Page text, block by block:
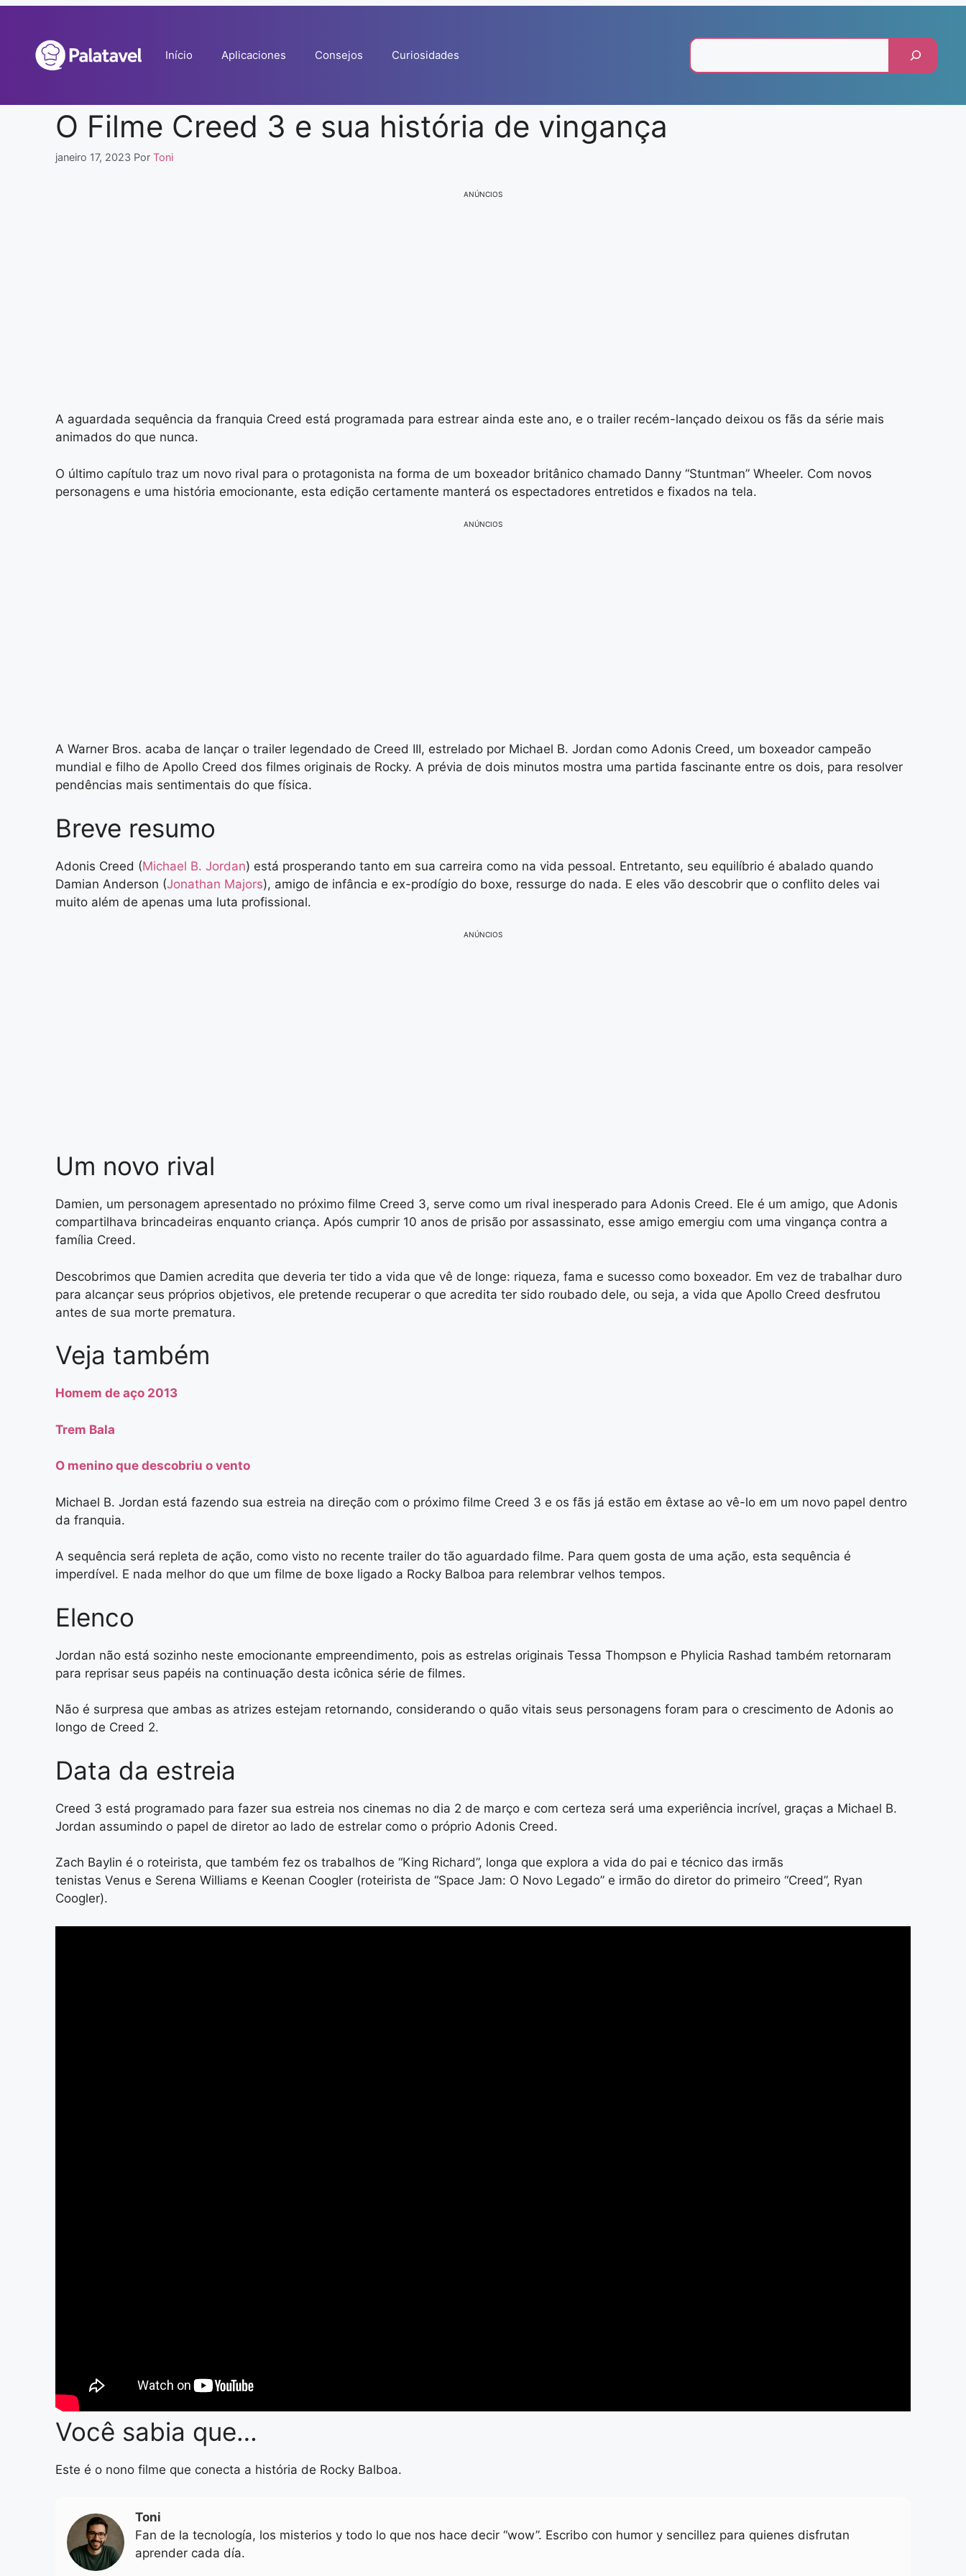
conteúdo
Início Aplicaciones Consejos Curiosidades
O Filme Creed 3 e sua história de vingança
janeiro 17, 2023 Por Toni
ANÚNCIOS
A aguardada sequência da franquia Creed está programada para estrear ainda este ano, e o trailer recém-lançado deixou os fãs da série mais
animados do que nunca.
O último capítulo traz um novo rival para o protagonista na forma de um boxeador britânico chamado Danny “Stuntman” Wheeler. Com novos
personagens e uma história emocionante, esta edição certamente manterá os espectadores entretidos e fixados na tela.
ANÚNCIOS
A Warner Bros. acaba de lançar o trailer legendado de Creed III, estrelado por Michael B. Jordan como Adonis Creed, um boxeador campeão
mundial e filho de Apollo Creed dos filmes originais de Rocky. A prévia de dois minutos mostra uma partida fascinante entre os dois, para resolver
pendências mais sentimentais do que física.
Breve resumo
Adonis Creed (Michael B. Jordan) está prosperando tanto em sua carreira como na vida pessoal. Entretanto, seu equilíbrio é abalado quando
Damian Anderson (Jonathan Majors), amigo de infância e ex-prodígio do boxe, ressurge do nada. E eles vão descobrir que o conflito deles vai
muito além de apenas uma luta profissional.
ANÚNCIOS
Um novo rival
Damien, um personagem apresentado no próximo filme Creed 3, serve como um rival inesperado para Adonis Creed. Ele é um amigo, que Adonis
compartilhava brincadeiras enquanto criança. Após cumprir 10 anos de prisão por assassinato, esse amigo emergiu com uma vingança contra a
família Creed.
Descobrimos que Damien acredita que deveria ter tido a vida que vê de longe: riqueza, fama e sucesso como boxeador. Em vez de trabalhar duro
para alcançar seus próprios objetivos, ele pretende recuperar o que acredita ter sido roubado dele, ou seja, a vida que Apollo Creed desfrutou
antes de sua morte prematura.
Veja também
Homem de aço 2013
Trem Bala
O menino que descobriu o vento
Michael B. Jordan está fazendo sua estreia na direção com o próximo filme Creed 3 e os fãs já estão em êxtase ao vê-lo em um novo papel dentro
da franquia.
A sequência será repleta de ação, como visto no recente trailer do tão aguardado filme. Para quem gosta de uma ação, esta sequência é
imperdível. E nada melhor do que um filme de boxe ligado a Rocky Balboa para relembrar velhos tempos.
Elenco
Jordan não está sozinho neste emocionante empreendimento, pois as estrelas originais Tessa Thompson e Phylicia Rashad também retornaram
para reprisar seus papéis na continuação desta icônica série de filmes.
Não é surpresa que ambas as atrizes estejam retornando, considerando o quão vitais seus personagens foram para o crescimento de Adonis ao
longo de Creed 2.
Data da estreia
Creed 3 está programado para fazer sua estreia nos cinemas no dia 2 de março e com certeza será uma experiência incrível, graças a Michael B.
Jordan assumindo o papel de diretor ao lado de estrelar como o próprio Adonis Creed.
Zach Baylin é o roteirista, que também fez os trabalhos de “King Richard”, longa que explora a vida do pai e técnico das irmãs
tenistas Venus e Serena Williams e Keenan Coogler (roteirista de “Space Jam: O Novo Legado” e irmão do diretor do primeiro “Creed”, Ryan
Coogler).
Você sabia que…
Este é o nono filme que conecta a história de Rocky Balboa.
Toni
Fan de la tecnología, los misterios y todo lo que nos hace decir “wow”. Escribo con humor y sencillez para quienes disfrutan
aprender cada día.